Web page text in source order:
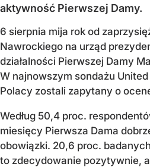
aktywność Pierwszej Damy.
6 sierpnia mija rok od
Nawrockiego na urząd
działalności Pierwszej Damy
W najnowszym sondażu
Polacy zostali zapytany o
Według 50,4 proc.
miesięcy Pierwsza Dama
obowiązki. 20,6 proc.
to zdecydowanie pozytywnie,